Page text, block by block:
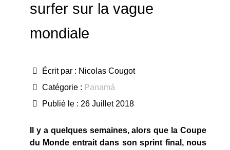
surfer sur la vague
mondiale
Écrit par : Nicolas Cougot
Catégorie : Panamá
Publié le : 26 Juillet 2018
Il y a quelques semaines, alors que la Coupe
du Monde entrait dans son sprint final, nous